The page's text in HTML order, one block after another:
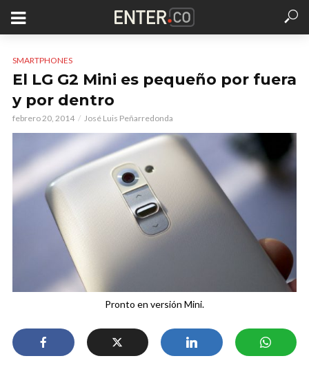
SMARTPHONES
El LG G2 Mini es pequeño por fuera
y por dentro
febrero 20, 2014 José Luis Peñarredonda
Pronto en versión Mini.